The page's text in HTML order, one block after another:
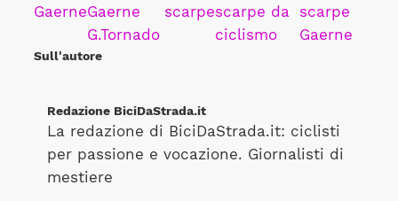
GaerneGaerne
G.Tornado
scarpescarpe da
ciclismo
scarpe
Gaerne
Sull'autore
Redazione BiciDaStrada.it
La redazione di BiciDaStrada.it: ciclisti
per passione e vocazione. Giornalisti di
mestiere